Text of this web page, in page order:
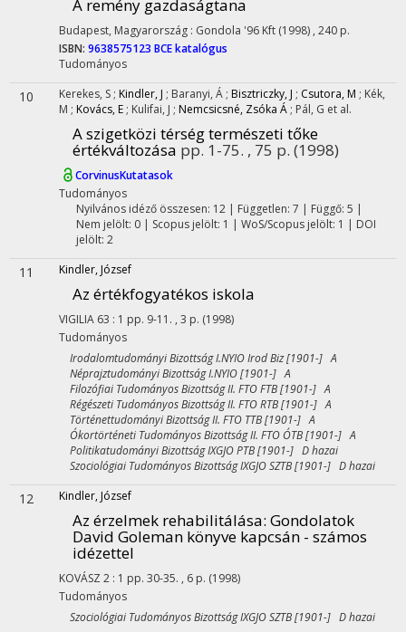
A remény gazdaságtana
Budapest, Magyarország : Gondola '96 Kft (1998) , 240 p.
ISBN: 9638575123 BCE katalógus
Tudományos
10 Kerekes, S ; Kindler, J ; Baranyi, Á ; Bisztriczky, J ; Csutora, M ; Kék,
M ; Kovács, E ; Kulifai, J ; Nemcsicsné, Zsóka Á ; Pál, G et al.
A szigetközi térség természeti tőke
értékváltozása pp. 1-75. , 75 p. (1998)
CorvinusKutatasok
Tudományos
Nyilvános idéző összesen: 12| Független: 7 | Függő: 5 |
Nem jelölt: 0 | Scopus jelölt: 1 | WoS/Scopus jelölt: 1 | DOI
jelölt: 2
11 Kindler, József
Az értékfogyatékos iskola
VIGILIA 63 : 1 pp. 9-11. , 3 p. (1998)
Tudományos
Irodalomtudományi Bizottság I.NYIO Irod Biz [1901-] A
Néprajztudományi Bizottság I.NYIO [1901-] A
Filozófiai Tudományos Bizottság II. FTO FTB [1901-] A
Régészeti Tudományos Bizottság II. FTO RTB [1901-] A
Történettudományi Bizottság II. FTO TTB [1901-] A
Ókortörténeti Tudományos Bizottság II. FTO ÓTB [1901-] A
Politikatudományi Bizottság IXGJO PTB [1901-] D hazai
Szociológiai Tudományos Bizottság IXGJO SZTB [1901-] D hazai
12 Kindler, József
Az érzelmek rehabilitálása: Gondolatok
David Goleman könyve kapcsán - számos
idézettel
KOVÁSZ 2 : 1 pp. 30-35. , 6 p. (1998)
Tudományos
Szociológiai Tudományos Bizottság IXGJO SZTB [1901-] D hazai